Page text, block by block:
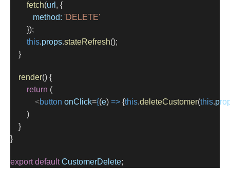
fetch(url , {
method: 'DELETE'
        });
this.props.stateRefresh();
    }
render() {
return (
<button onClick={(e) => {this.deleteCustomer(this.
        )
    }
}
export default CustomerDelete;